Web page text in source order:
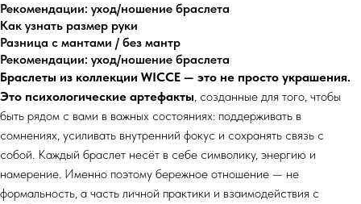
Рекомендации: уход/ношение браслета
Как узнать размер руки
Разница с мантами / без мантр
Рекомендации: уход/ношение браслета
Браслеты из коллекции WICCE — это не просто украшения.
Это психологические артефакты, созданные для того, чтобы
быть рядом с вами в важных состояниях: поддерживать в
сомнениях, усиливать внутренний фокус и сохранять связь с
собой. Каждый браслет несёт в себе символику, энергию и
намерение. Именно поэтому бережное отношение — не
формальность, а часть личной практики и взаимодействия с